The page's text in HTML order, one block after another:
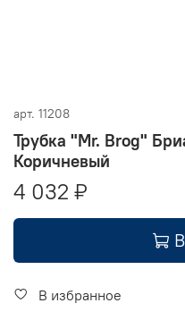
арт. 11208
Трубка "Mr. Brog"
Коричневый
4 032 ₽
В избранное